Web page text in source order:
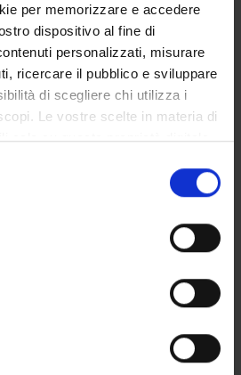
per memorizzare e accedere
dispositivo al fine di
personalizzati, misurare
ricercare il pubblico e sviluppare
di scegliere chi utilizza i
Le vostre scelte in materia di
solo su questa proprietà digitale
proprio consenso in qualsiasi
sui cookie o facendo clic
sulla tua posizione
di qualche
dispositivo, scansionandolo